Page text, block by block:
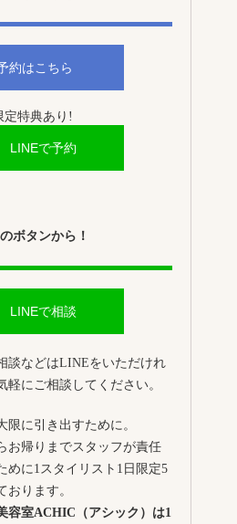
約はこちら
定特典あり!
LINEで予約
ボタンから！
LINEで相談
談などはLINEをいただけれ
軽にご相談してください。
限に引き出すために。
お帰りまでスタッフが責任
めに1スタイリスト1日限定5
おります。
容室ACHIC（アシック）は1